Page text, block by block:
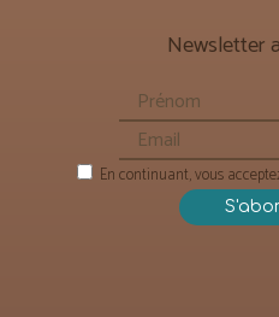
Newsletter
En continuant, vous